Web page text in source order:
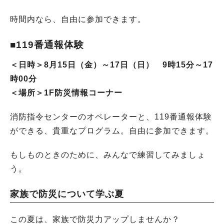
時間内なら、自由に参加できます。
■119番通報体験
＜日時＞8月15日（金）～17日（日） 9時15分～17
時00分
＜場所＞1F防災情報コーナー
消防指令センターのオペレーターと、119番通報体験
ができる、貴重なプログラム。自由に参加できます。
もしものときのために、みんなで練習してみましょ
う。
家族で防災について学ぶ夏
この夏は、家族で防災力アップしませんか？